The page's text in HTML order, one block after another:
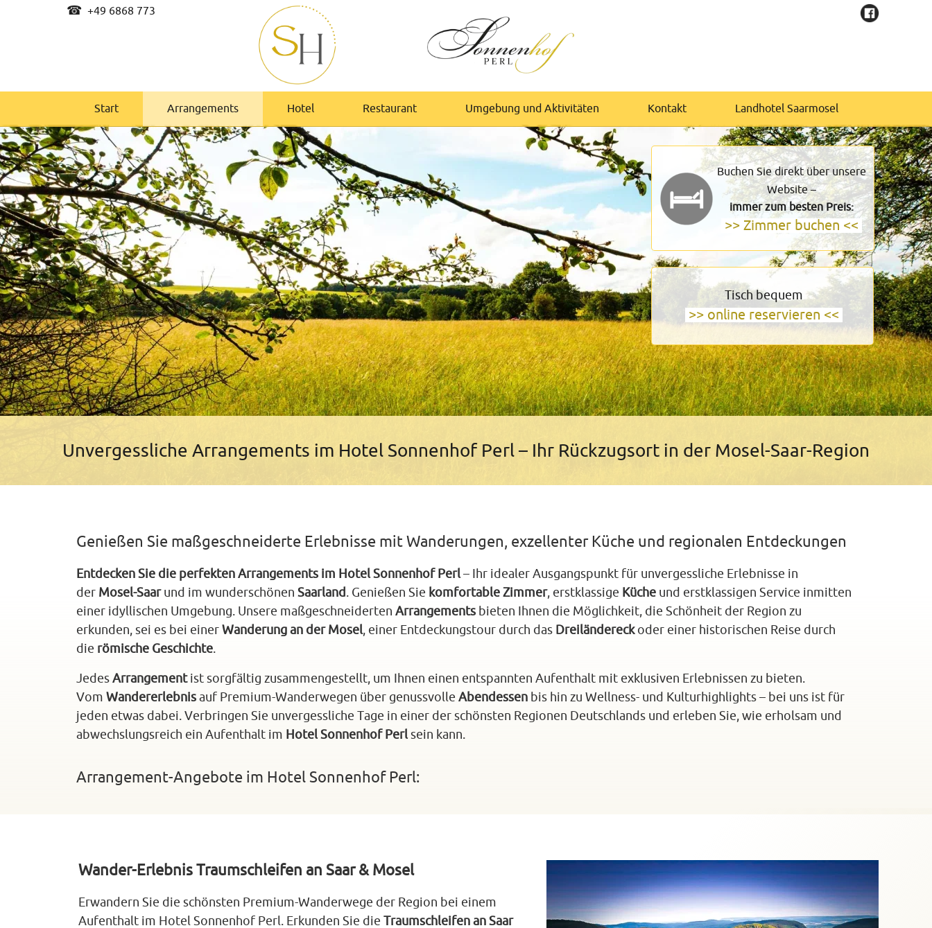
Start Arrangements Hotel Restaurant Umgebung und Aktivitäten Kontakt Landhotel Saarmosel
☎ +49 6868 773
Buchen Sie direkt über unsere
Website –
immer zum besten Preis:
>> Zimmer buchen <<
Tisch bequem
>> online reservieren <<
Unvergessliche Arrangements im Hotel Sonnenhof Perl – Ihr Rückzugsort in der Mosel‑Saar‑Region
Genießen Sie maßgeschneiderte Erlebnisse mit Wanderungen, exzellenter Küche und regionalen Entdeckungen
Entdecken Sie die perfekten Arrangements im Hotel Sonnenhof Perl– Ihr idealer Ausgangspunkt für unvergessliche Erlebnisse in
der Mosel‑Saarund im wunderschönen Saarland . Genießen Sie komfortable Zimmer, erstklassige Küche und erstklassigen Service inmitten
einer idyllischen Umgebung. Unsere maßgeschneiderten Arrangements bieten Ihnen die Möglichkeit, die Schönheit der Region zu
erkunden, sei es bei einer Wanderung an der Mosel, einer Entdeckungstour durch das Dreiländereckoder einer historischen Reise durch
die römische Geschichte.
Jedes Arrangementist sorgfältig zusammengestellt, um Ihnen einen entspannten Aufenthalt mit exklusiven Erlebnissen zu bieten.
Vom Wandererlebnis auf Premium‑Wanderwegen über genussvolle Abendessen bis hin zu Wellness- und Kulturhighlights – bei uns ist für
jeden etwas dabei. Verbringen Sie unvergessliche Tage in einer der schönsten Regionen Deutschlands und erleben Sie, wie erholsam und
abwechslungsreich ein Aufenthalt im Hotel Sonnenhof Perlsein kann.
Arrangement‑Angebote im Hotel Sonnenhof Perl:
Wander‑Erlebnis Traumschleifen an Saar & Mosel
Erwandern Sie die schönsten Premium‑Wanderwege der Region bei einem
Aufenthalt im Hotel Sonnenhof Perl. Erkunden Sie die Traumschleifen an Saar